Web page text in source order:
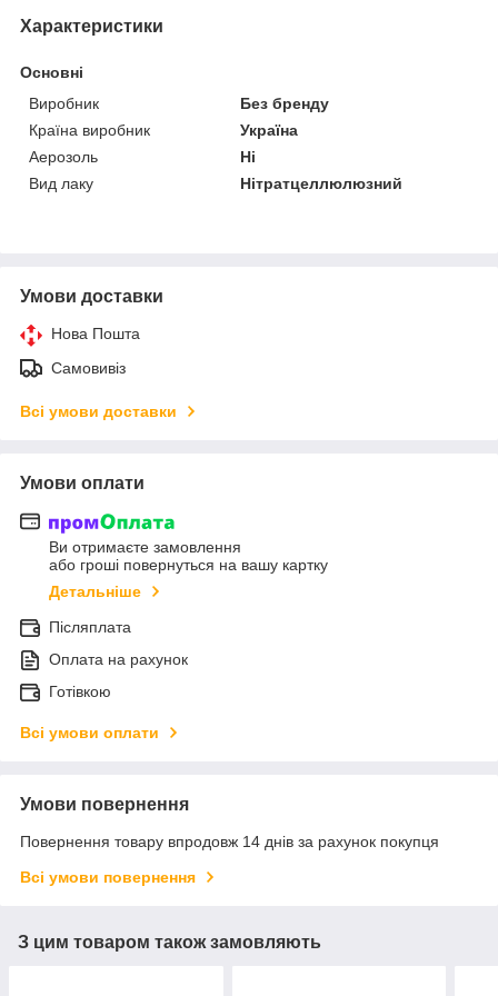
Характеристики
Основні
Виробник
Без бренду
Країна виробник
Україна
Аерозоль
Ні
Вид лаку
Нітратцеллюлюзний
Умови доставки
Нова Пошта
Самовивіз
Всі умови доставки
Умови оплати
Ви отримаєте замовлення
або гроші повернуться на вашу картку
Детальніше
Післяплата
Оплата на рахунок
Готівкою
Всі умови оплати
Умови повернення
Повернення товару впродовж 14 днів за рахунок покупця
Всі умови повернення
З цим товаром також замовляють